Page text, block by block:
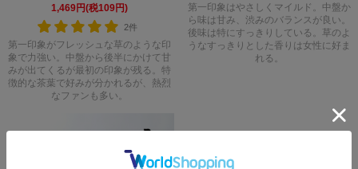
1,469円(税109円)
2件
第一印象がフレッシュな草のような印
象で力強い。中盤から後半にかけて甘
みが出てくるが最初の印象が残る。特
徴的な茶葉で好みが分かれるが、熱烈
なファンも多い。
第一印象はやさしくマイルド。中盤か
ら味は甘み、渋みのバランスが良い。
後味は特にすっきりしている。草のよ
うなすっきりとした香りは女性に好ま
れる。